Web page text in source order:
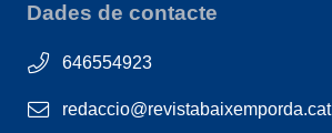
Dades de contacte
646554923
redaccio@revistabaixemporda.cat